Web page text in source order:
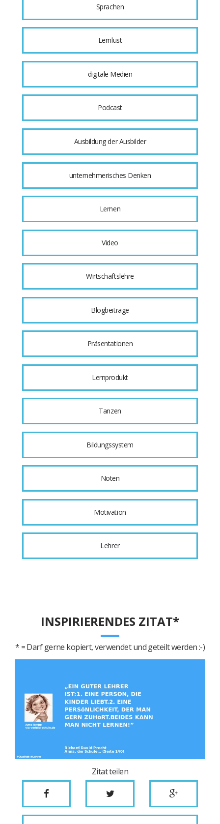
Sprachen
Lernlust
digitale Medien
Podcast
Ausbildung der Ausbilder
unternehmerisches Denken
Lernen
Video
Wirtschaftslehre
Blogbeiträge
Präsentationen
Lernprodukt
Tanzen
Bildungssystem
Noten
Motivation
Lehrer
INSPIRIERENDES ZITAT*
* = Darf gerne kopiert, verwendet und geteilt werden :-)
Zitat teilen